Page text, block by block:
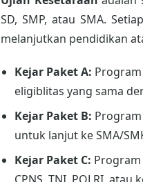
SD, SMP, atau SMA.
melanjutkan pendidikan
Kejar Paket A:
eligiblitas yang sama
Kejar Paket B:
untuk lanjut ke SMA/
Kejar Paket C: Program
CPNS, TNI, POLRI, atau